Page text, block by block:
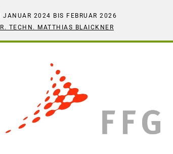
JANUAR 2024 BIS FEBRUAR 2026
TECHN. MATTHIAS BLAICKNER